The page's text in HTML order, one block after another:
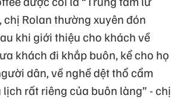
chị Rolan thường xuyên đón
khi giới thiệu cho khách về
khách đi khắp buôn, kể cho họ
dân, về nghề dệt thổ cẩm
rất riêng của buôn làng” - chị